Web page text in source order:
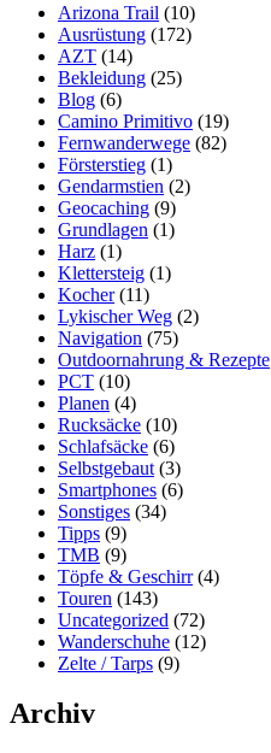
Arizona Trail (10)
Ausrüstung (172)
AZT (14)
Bekleidung (25)
Blog (6)
Camino Primitivo (19)
Fernwanderwege (82)
Försterstieg (1)
Gendarmstien (2)
Geocaching (9)
Grundlagen (1)
Harz (1)
Klettersteig (1)
Kocher(11)
Lykischer Weg (2)
Navigation (75)
Outdoornahrung & Rezepte
PCT (10)
Planen (4)
Rucksäcke (10)
Schlafsäcke (6)
Selbstgebaut (3)
Smartphones (6)
Sonstiges (34)
Tipps (9)
TMB (9)
Töpfe & Geschirr(4)
Touren (143)
Uncategorized (72)
Wanderschuhe (12)
Zelte / Tarps (9)
Archiv